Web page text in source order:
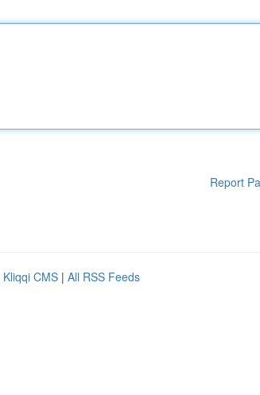
Report
Kliqqi CMS | All RSS Feeds